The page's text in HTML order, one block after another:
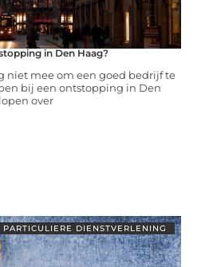
in Den Haag?
niet mee om een goed bedrijf te
bij een ontstopping in Den
over
PARTICULIERE DIENSTVERLENING